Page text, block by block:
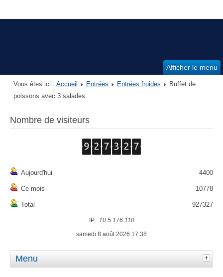
Afficher le menu
Vous êtes ici : Accueil Entrées Entrées froides
Buffet de
poissons avec 3 salades
Nombre de visiteurs
Aujourd'hui 4400
Ce mois 10778
Total 927327
IP : 10.5.176.110
samedi 8 août 2026 17:38
Menu